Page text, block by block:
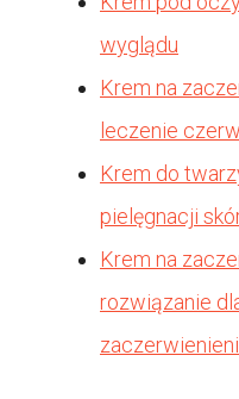
wyglądu
Krem na
leczenie
Krem do
pielęgnacji
Krem na
rozwiązanie